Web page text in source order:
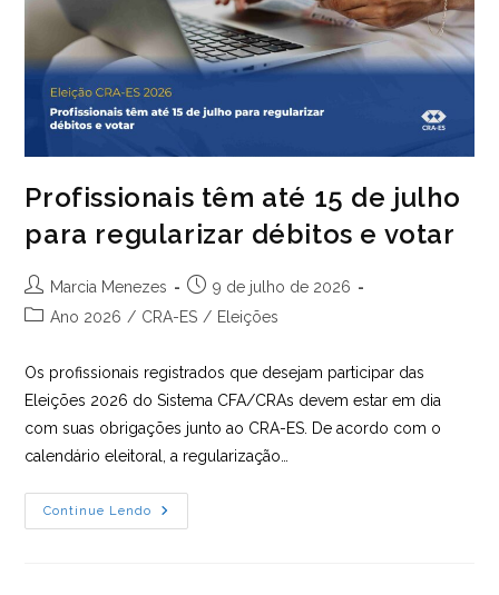
Profissionais têm até 15 de julho
para regularizar débitos e votar
Autor
do
Marcia Menezes
Post
publicado:
9 de julho de 2026
Categoria
Ano 2026 / CRA-ES / Eleições
Os profissionais registrados que desejam participar das
Eleições 2026 do Sistema CFA/CRAs devem estar em dia
com suas obrigações junto ao CRA-ES. De acordo com o
calendário eleitoral, a regularização…
Continue Lendo
Profissionais
Têm